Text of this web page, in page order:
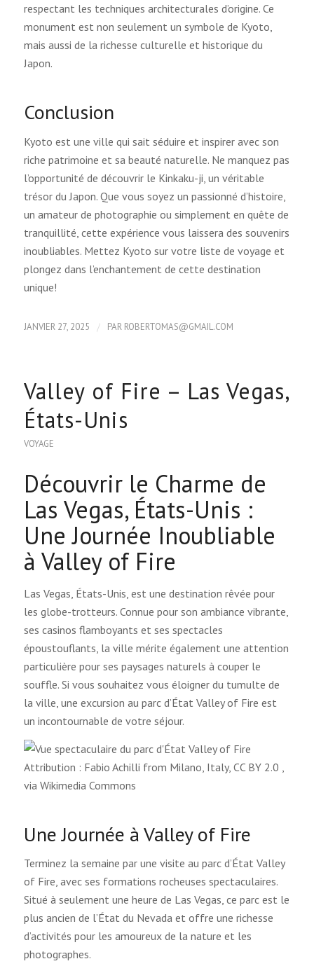
respectant les techniques architecturales d’origine. Ce
monument est non seulement un symbole de Kyoto,
mais aussi de la richesse culturelle et historique du
Japon.
Conclusion
Kyoto est une ville qui sait séduire et inspirer avec son
riche patrimoine et sa beauté naturelle. Ne manquez pas
l’opportunité de découvrir le Kinkaku-ji, un véritable
trésor du Japon. Que vous soyez un passionné d’histoire,
un amateur de photographie ou simplement en quête de
tranquillité, cette expérience vous laissera des souvenirs
inoubliables. Mettez Kyoto sur votre liste de voyage et
plongez dans l’enchantement de cette destination
unique!
JANVIER 27, 2025 / PAR ROBERTOMAS@GMAIL.COM
Valley of Fire – Las Vegas,
États-Unis
VOYAGE
Découvrir le Charme de
Las Vegas, États-Unis :
Une Journée Inoubliable
à Valley of Fire
Las Vegas, États-Unis, est une destination rêvée pour
les globe-trotteurs. Connue pour son ambiance vibrante,
ses casinos flamboyants et ses spectacles
époustouflants, la ville mérite également une attention
particulière pour ses paysages naturels à couper le
souffle. Si vous souhaitez vous éloigner du tumulte de
la ville, une excursion au parc d’État Valley of Fire est
un incontournable de votre séjour.
Attribution : Fabio Achilli from Milano, Italy, CC BY 2.0
via Wikimedia Commons
Une Journée à Valley of Fire
Terminez la semaine par une visite au parc d’État Valley
of Fire, avec ses formations rocheuses spectaculaires.
Situé à seulement une heure de Las Vegas, ce parc est le
plus ancien de l’État du Nevada et offre une richesse
d’activités pour les amoureux de la nature et les
photographes.